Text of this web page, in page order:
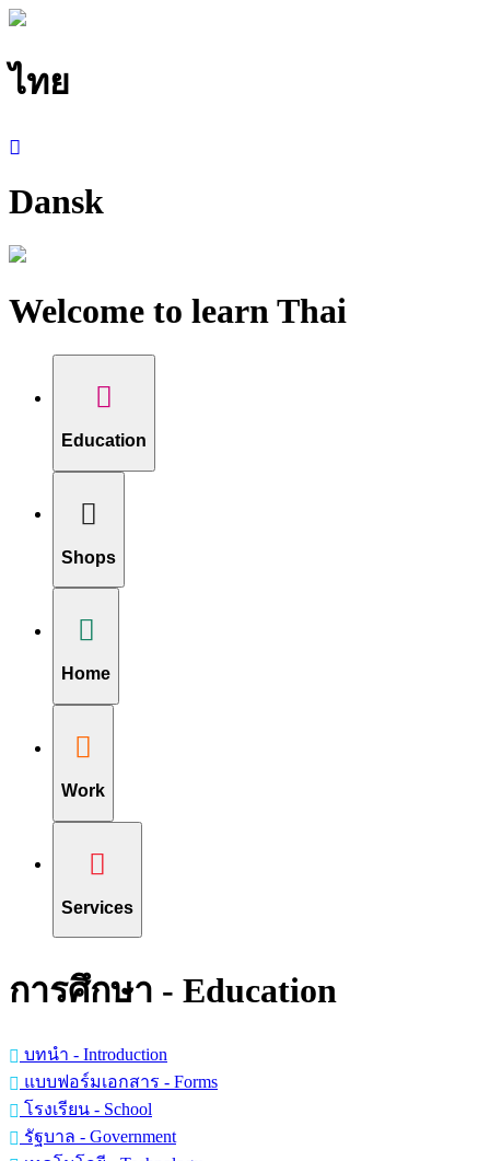
ไทย
Dansk
Welcome to learn Thai
Education
Shops
Home
Work
Services
การศึกษา - Education
บทนำ - Introduction
แบบฟอร์มเอกสาร - Forms
โรงเรียน - School
รัฐบาล - Government